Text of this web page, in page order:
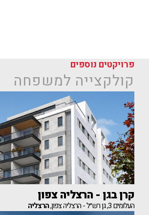
פרויקטים נוספים
קולקצייה למשפחה
קרן בגן - הרצליה צפון
העלומים 3, גן רש״ל - הרצליה צפון, הרצליה